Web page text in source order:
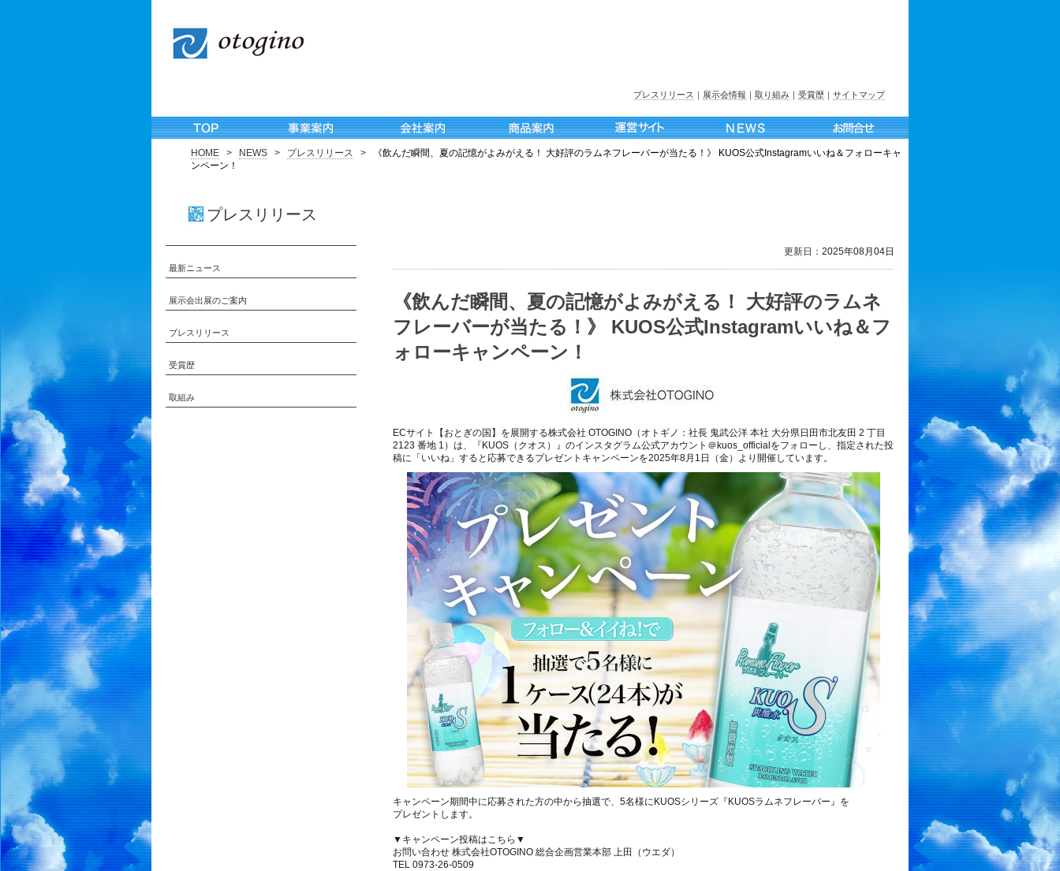
プレスリリース ｜ 展示会情報 ｜ 取り組み ｜ 受賞歴 ｜ サイトマップ
HOME > NEWS > プレスリリース >
《飲んだ瞬間、夏の記憶がよみがえる！ 大好評のラムネフレーバーが当たる！》 KUOS公式Instagramいいね＆フォローキャ
ンペーン！
プレスリリース
更新日： 2025年08月04日
《飲んだ瞬間、夏の記憶がよみがえる！ 大好評のラムネ
フレーバーが当たる！》 KUOS公式Instagramいいね＆フ
ォローキャンペーン！
ECサイト【おとぎの国】を展開する株式会社 OTOGINO（オトギノ：社長 鬼武公洋 本社 大分県日田市北友田 2 丁目
2123 番地 1）は、『KUOS（クオス）』のインスタグラム公式アカウント＠kuos_officialをフォローし、指定された投
稿に「いいね」すると応募できるプレゼントキャンペーンを2025年8月1日（金）より開催しています。
キャンペーン期間中に応募された方の中から抽選で、5名様にKUOSシリーズ『KUOSラムネフレーバー』を
プレゼントします。
▼キャンペーン投稿はこちら▼
お問い合わせ 株式会社OTOGINO 総合企画営業本部 上田（ウエダ）
TEL 0973-26-0509
最新ニュース
展示会出展のご案内
プレスリリース
受賞歴
取組み